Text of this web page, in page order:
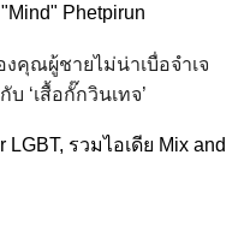
Phetpirun
คุณผู้ชายไม่น่าเบื่อจำเจ
‘เสื้อกั๊กวินเทจ’
LGBT, รวมไอเดีย Mix and